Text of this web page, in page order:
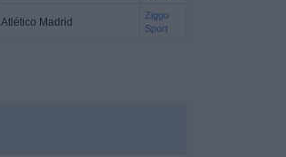
Atlético Madrid
Ziggo
Sport